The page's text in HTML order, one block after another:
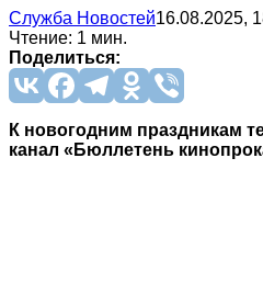
Служба Новостей16.08.2025,
Чтение: 1 мин.
Поделиться:
К новогодним праздникам
канал «Бюллетень